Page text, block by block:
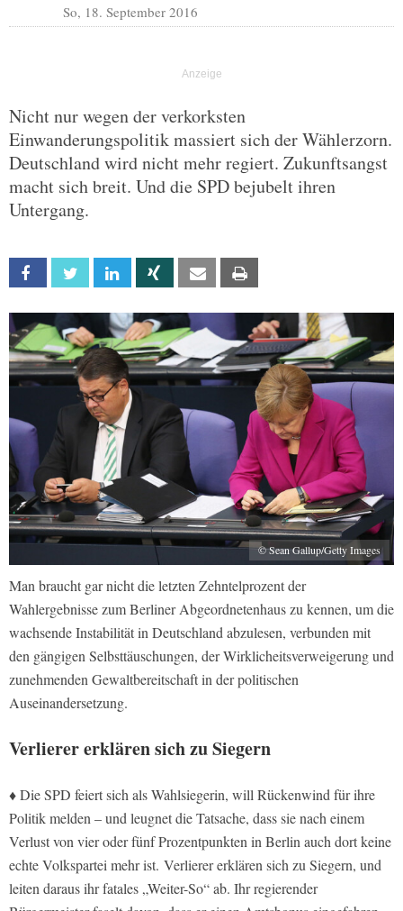
So, 18. September 2016
Nicht nur wegen der verkorksten
Einwanderungspolitik massiert sich der Wählerzorn.
Deutschland wird nicht mehr regiert. Zukunftsangst
macht sich breit. Und die SPD bejubelt ihren
Untergang.
Facebook Twitter Linkedin Xing Email
© Sean Gallup/Getty Images
Man braucht gar nicht die letzten Zehntelprozent der
Wahlergebnisse zum Berliner Abgeordnetenhaus zu kennen, um die
wachsende Instabilität in Deutschland abzulesen, verbunden mit
den gängigen Selbsttäuschungen, der Wirklicheitsverweigerung und
zunehmenden Gewaltbereitschaft in der politischen
Auseinandersetzung.
Verlierer erklären sich zu Siegern
♦Die SPD feiert sich als Wahlsiegerin, will Rückenwind für ihre
Politik melden – und leugnet die Tatsache, dass sie nach einem
Verlust von vier oder fünf Prozentpunkten in Berlin auch dort keine
echte Volkspartei mehr ist. Verlierer erklären sich zu Siegern, und
leiten daraus ihr fatales „Weiter-So“ ab. Ihr regierender